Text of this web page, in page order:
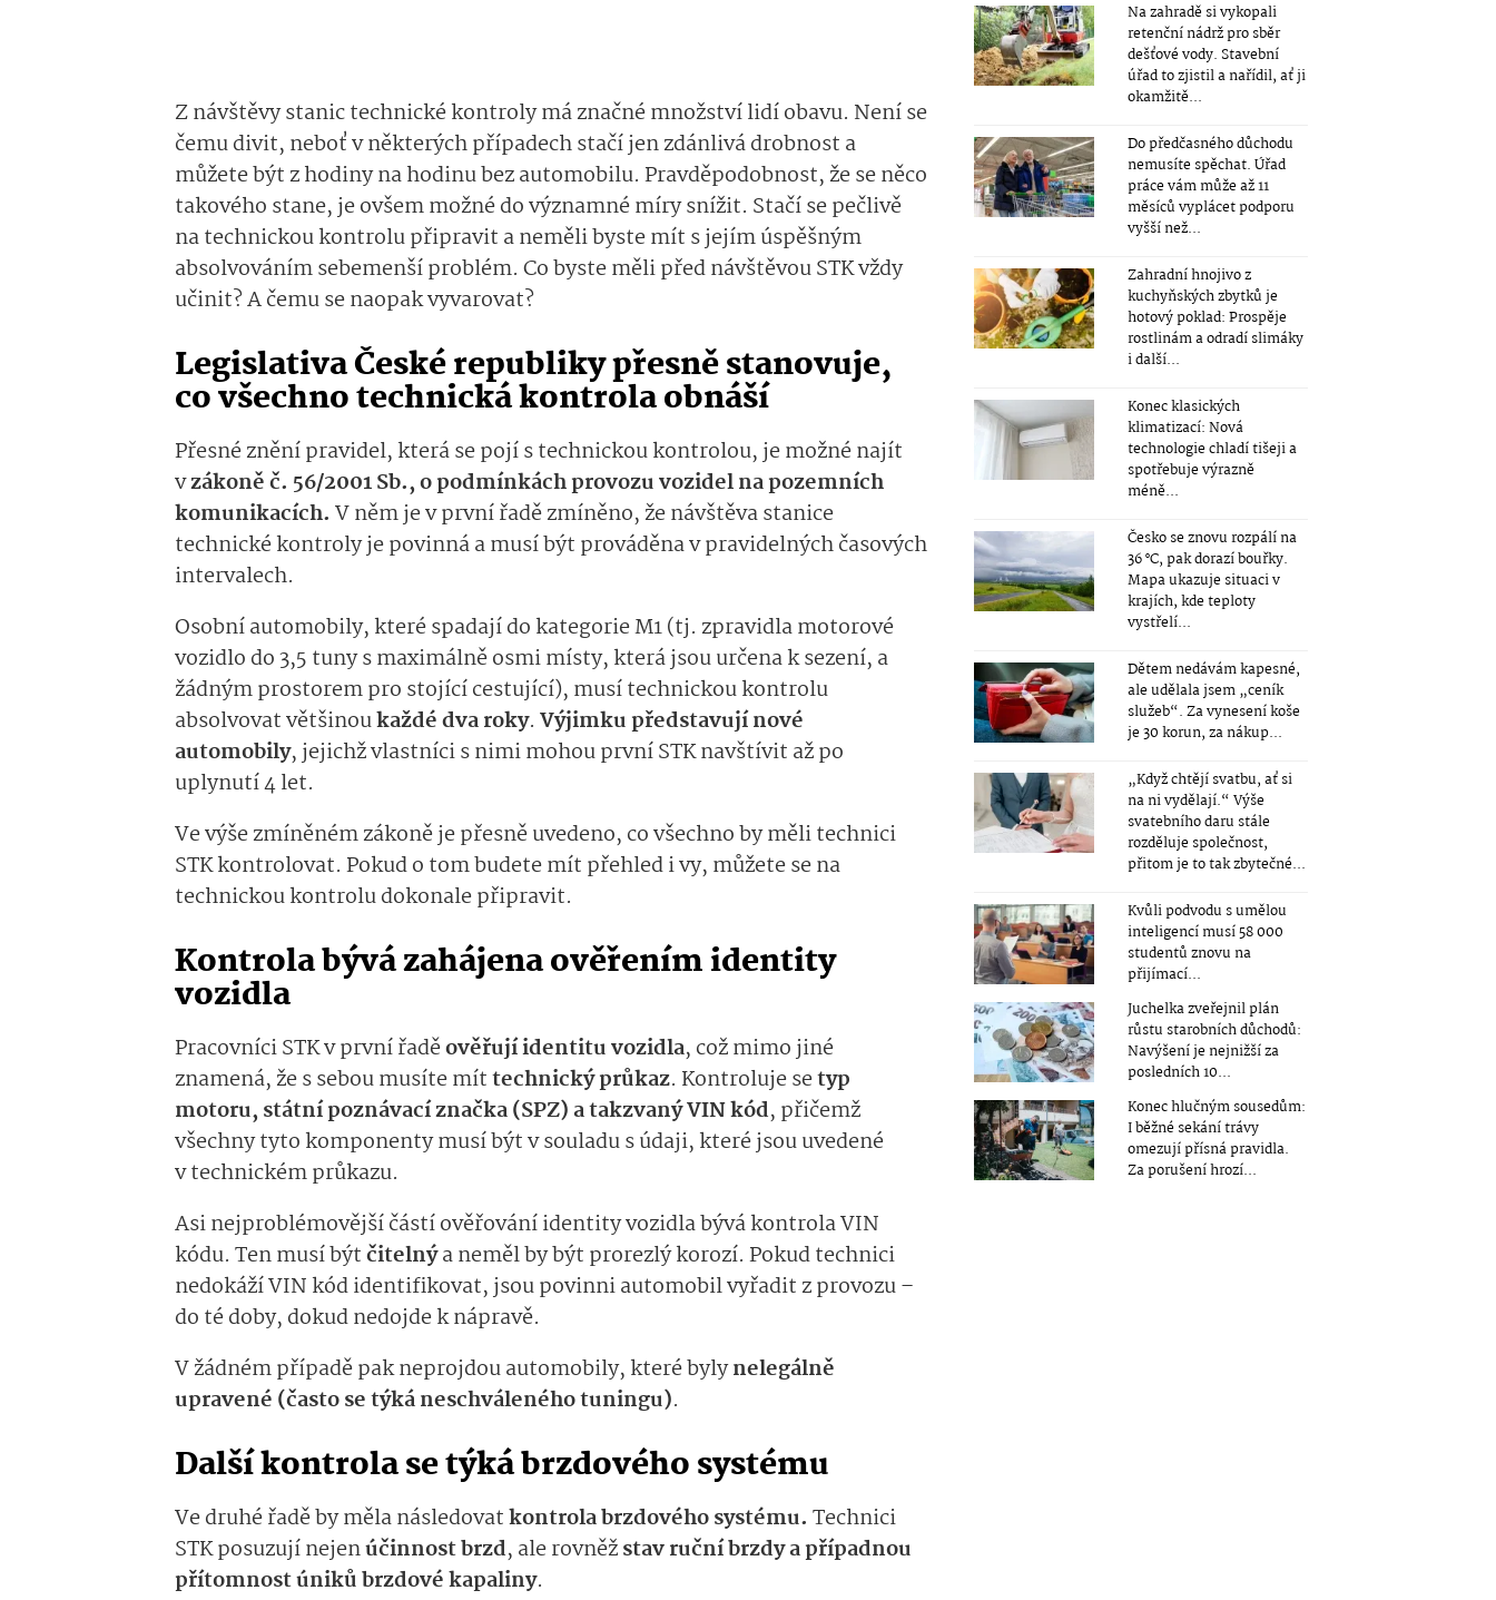
Z návštěvy stanic technické kontroly má značné množství lidí obavu. Není se
čemu divit, neboť v některých případech stačí jen zdánlivá drobnost a
můžete být z hodiny na hodinu bez automobilu. Pravděpodobnost, že se něco
takového stane, je ovšem možné do významné míry snížit. Stačí se pečlivě
na technickou kontrolu připravit a neměli byste mít s jejím úspěšným
absolvováním sebemenší problém. Co byste měli před návštěvou STK vždy
učinit? A čemu se naopak vyvarovat?
Legislativa České republiky přesně stanovuje,
co všechno technická kontrola obnáší
Přesné znění pravidel, která se pojí s technickou kontrolou, je možné najít
vzákoně č. 56/2001 Sb., o podmínkách provozu vozidel na pozemních
komunikacích. V něm je v první řadě zmíněno, že návštěva stanice
technické kontroly je povinná a musí být prováděna v pravidelných časových
intervalech.
Osobní automobily, které spadají do kategorie M1 (tj. zpravidla motorové
vozidlo do 3,5 tuny s maximálně osmi místy, která jsou určena k sezení, a
žádným prostorem pro stojící cestující), musí technickou kontrolu
absolvovat většinoukaždé dva roky. Výjimku představují nové
automobily, jejichž vlastníci s nimi mohou první STK navštívit až po
uplynutí 4 let.
Ve výše zmíněném zákoně je přesně uvedeno, co všechno by měli technici
STK kontrolovat. Pokud o tom budete mít přehled i vy, můžete se na
technickou kontrolu dokonale připravit.
Kontrola bývá zahájena ověřením identity
vozidla
Pracovníci STK v první řaděověřují identitu vozidla, což mimo jiné
znamená, že s sebou musíte míttechnický průkaz. Kontroluje setyp
motoru, státní poznávací značka (SPZ) a takzvaný VIN kód, přičemž
všechny tyto komponenty musí být v souladu s údaji, které jsou uvedené
v technickém průkazu.
Asi nejproblémovější částí ověřování identity vozidla bývá kontrola VIN
kódu. Ten musí býtčitelnýa neměl by být prorezlý korozí. Pokud technici
nedokáží VIN kód identifikovat, jsou povinni automobil vyřadit z provozu –
do té doby, dokud nedojde k nápravě.
V žádném případě pak neprojdou automobily, které bylynelegálně
upravené (často se týká neschváleného tuningu).
Další kontrola se týká brzdového systému
Ve druhé řadě by měla následovatkontrola brzdového systému. Technici
STK posuzují nejenúčinnost brzd, ale rovněžstav ruční brzdy a případnou
přítomnost úniků brzdové kapaliny.
Na zahradě si vykopali
retenční nádrž pro sběr
dešťové vody. Stavební
úřad to zjistil a nařídil, ať ji
okamžitě...
Do předčasného důchodu
nemusíte spěchat. Úřad
práce vám může až 11
měsíců vyplácet podporu
vyšší než...
Zahradní hnojivo z
kuchyňských zbytků je
hotový poklad: Prospěje
rostlinám a odradí slimáky
i další...
Konec klasických
klimatizací: Nová
technologie chladí tišeji a
spotřebuje výrazně
méně...
Česko se znovu rozpálí na
36 °C, pak dorazí bouřky.
Mapa ukazuje situaci v
krajích, kde teploty
vystřelí...
Dětem nedávám kapesné,
ale udělala jsem „ceník
služeb“. Za vynesení koše
je 30 korun, za nákup...
„Když chtějí svatbu, ať si
na ni vydělají.“ Výše
svatebního daru stále
rozděluje společnost,
přitom je to tak zbytečné...
Kvůli podvodu s umělou
inteligencí musí 58 000
studentů znovu na
přijímací...
Juchelka zveřejnil plán
růstu starobních důchodů:
Navýšení je nejnižší za
posledních 10...
Konec hlučným sousedům:
I běžné sekání trávy
omezují přísná pravidla.
Za porušení hrozí...